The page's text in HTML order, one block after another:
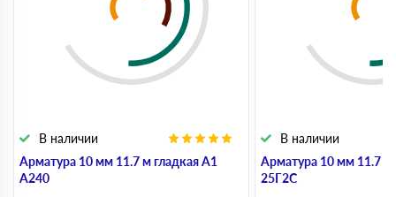
Арматура 10 мм 11.7 м гладкая А1
А240
В наличии
Арматура 10 мм 11.7 м
25Г2С
В наличии